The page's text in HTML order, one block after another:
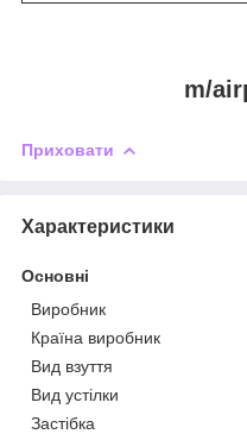
m/
Приховати
Характеристики
Основні
Виробник
Країна виробник
Вид взуття
Вид устілки
Застібка